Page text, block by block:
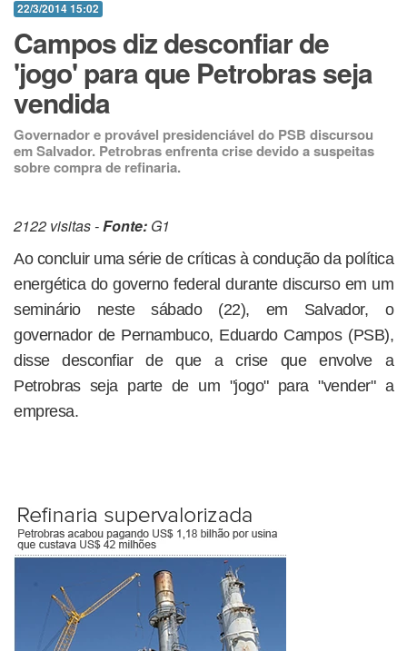
22/3/2014 15:02
Campos diz desconfiar de
'jogo' para que Petrobras seja
vendida
Governador e provável presidenciável do PSB discursou
em Salvador. Petrobras enfrenta crise devido a suspeitas
sobre compra de refinaria.
2122 visitas -Fonte: G1
Ao concluir uma série de críticas à condução da política
energética do governo federal durante discurso em um
seminário neste sábado (22), em Salvador, o
governador de Pernambuco, Eduardo Campos (PSB),
disse desconfiar de que a crise que envolve a
Petrobras seja parte de um "jogo" para "vender" a
empresa.